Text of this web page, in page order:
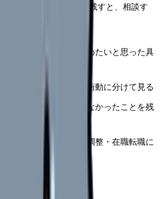
す。紙やメモアプリに残すと、相談す
。
て辞められないで辞めたいと思った具
欲・涙・動悸・欠勤衝動に分けて見る
わったこと・変わらなかったことを残
、休職・異動・勤務調整・在職転職に
3つに絞る